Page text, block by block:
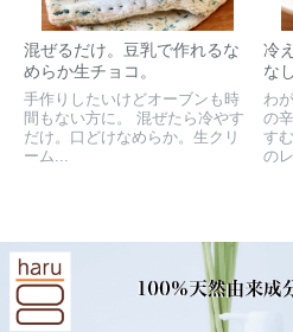
混ぜるだけ。豆乳で作れるな
めらか生チョコ。
手作りしたいけどオーブンも時
間もない方に。 混ぜたら冷やす
だけ。口どけなめらか。生クリ
ーム...
冷
な
わ
の
す
のレ